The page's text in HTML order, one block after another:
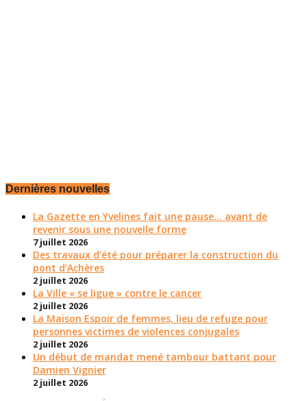
Dernières nouvelles
La Gazette en Yvelines fait une pause... avant de
revenir sous une nouvelle forme
7 juillet 2026
Des travaux d’été pour préparer la construction du
pont d’Achères
2 juillet 2026
La Ville « se ligue » contre le cancer
2 juillet 2026
La Maison Espoir de femmes, lieu de refuge pour
personnes victimes de violences conjugales
2 juillet 2026
Un début de mandat mené tambour battant pour
Damien Vignier
2 juillet 2026